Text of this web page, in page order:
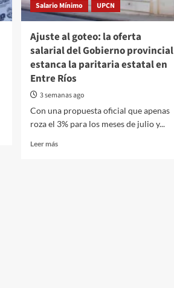
Salario Mínimo
UPCN
Ajuste al goteo: la oferta
salarial del Gobierno provincial
estanca la paritaria estatal en
Entre Ríos
3 semanas ago
Con una propuesta oficial que apenas
roza el 3% para los meses de julio y...
Leer másRead